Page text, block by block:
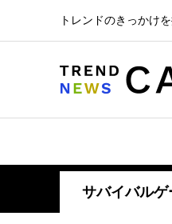
トレンドのきっかけ
サバイバルゲ